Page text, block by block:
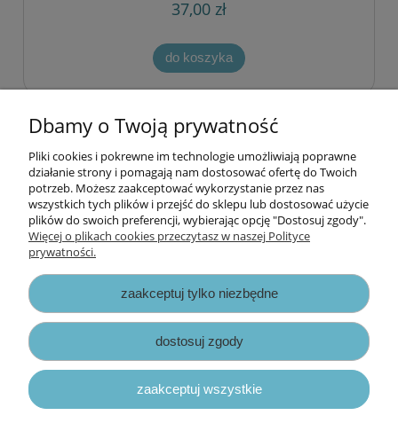
37,00 zł
do koszyka
« 1 2 3 4 5 ...
Informacje
Opłaty i koszty dostawy
Zapisy prawne
Dbamy o Twoją prywatność
Pliki cookies i pokrewne im technologie umożliwiają poprawne
działanie strony i pomagają nam dostosować ofertę do Twoich
potrzeb. Możesz zaakceptować wykorzystanie przez nas
wszystkich tych plików i przejść do sklepu lub dostosować użycie
plików do swoich preferencji, wybierając opcję "Dostosuj zgody".
Więcej o plikach cookies przeczytasz w naszej Polityce
prywatności.
zaakceptuj tylko niezbędne
dostosuj zgody
zaakceptuj wszystkie